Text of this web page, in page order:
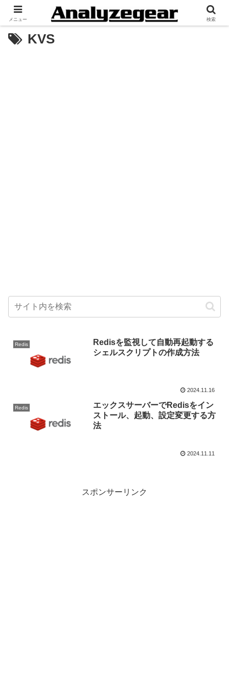
KVS
Redis
Redisを監視して自動再起動する
シェルスクリプトの作成方法
2024.11.16
Redis
エックスサーバーでRedisをイン
ストール、起動、設定変更する方
法
2024.11.11
スポンサーリンク
メニュー 検索